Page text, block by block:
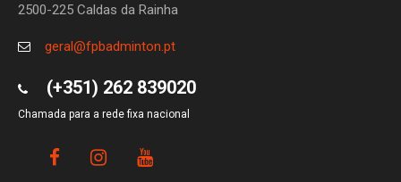
2500-225 Caldas da Rainha
geral@fpbadminton.pt
(+351) 262 839020
Chamada para a rede fixa nacional